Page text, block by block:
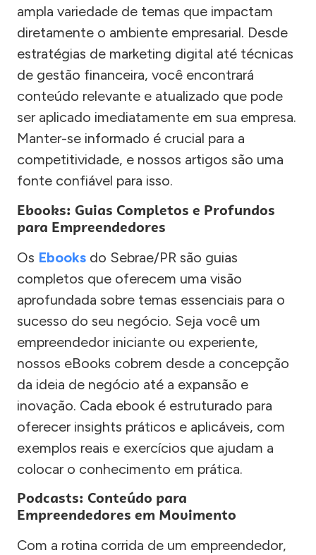
ampla variedade de temas que impactam
diretamente o ambiente empresarial. Desde
estratégias de marketing digital até técnicas
de gestão financeira, você encontrará
conteúdo relevante e atualizado que pode
ser aplicado imediatamente em sua empresa.
Manter-se informado é crucial para a
competitividade, e nossos artigos são uma
fonte confiável para isso.
Ebooks: Guias Completos e Profundos
para Empreendedores
Os Ebooks do Sebrae/PR são guias
completos que oferecem uma visão
aprofundada sobre temas essenciais para o
sucesso do seu negócio. Seja você um
empreendedor iniciante ou experiente,
nossos eBooks cobrem desde a concepção
da ideia de negócio até a expansão e
inovação. Cada ebook é estruturado para
oferecer insights práticos e aplicáveis, com
exemplos reais e exercícios que ajudam a
colocar o conhecimento em prática.
Podcasts: Conteúdo para
Empreendedores em Movimento
Com a rotina corrida de um empreendedor,